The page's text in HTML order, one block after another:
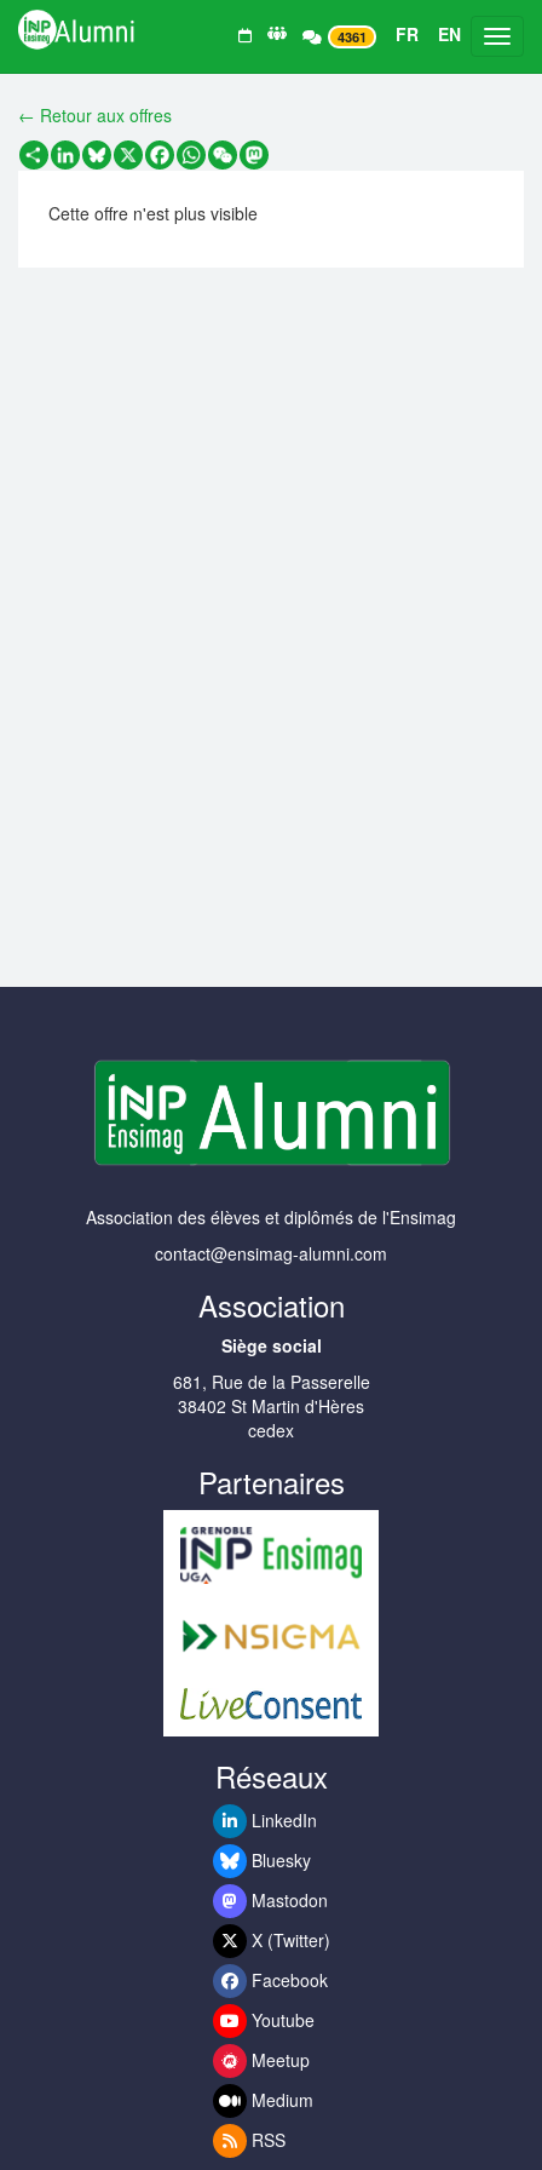
4361 FR EN
← Retour aux offres
PartagerLinkedIn
Bluesky
X Facebook
WhatsApp
WeChatMastodon
Cette offre n'est plus visible
Association des élèves et diplômés de l'Ensimag
contact@ensimag-alumni.com
Association
Siège social
681, Rue de la Passerelle
38402 St Martin d'Hères
cedex
Partenaires
Réseaux
LinkedIn
Bluesky
Mastodon
X (Twitter)
Facebook
Youtube
Meetup
Medium
RSS